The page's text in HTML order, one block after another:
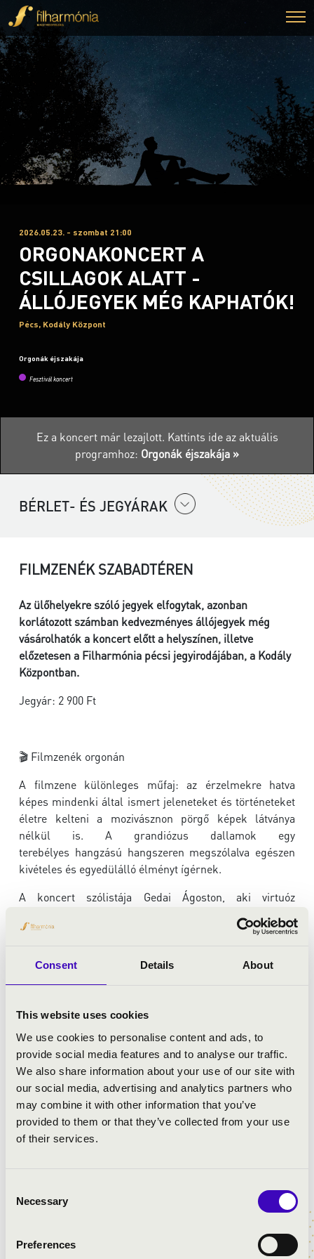
Consent Details About
This website uses cookies
We use cookies to personalise content and ads, to
provide social media features and to analyse our traffic.
We also share information about your use of our site with
our social media, advertising and analytics partners who
may combine it with other information that you’ve
provided to them or that they’ve collected from your use
of their services.
Selection
Necessary
Preferences
2026.05.23. - szombat 21:00
ORGONAKONCERT A
CSILLAGOK ALATT -
ÁLLÓJEGYEK MÉG KAPHATÓK!
Pécs, Kodály Központ
Orgonák éjszakája
Fesztivál koncert
Ez a koncert már lezajlott. Kattints ide az aktuális
programhoz: Orgonák éjszakája »
BÉRLET- ÉS JEGYÁRAK
FILMZENÉK SZABADTÉREN
Az ülőhelyekre szóló jegyek elfogytak, azonban
korlátozott számban kedvezményes állójegyek még
vásárolhatók a koncert előtt a helyszínen, illetve
előzetesen a Filharmónia pécsi jegyirodájában, a Kodály
Központban.
Jegyár: 2 900 Ft
🎬 Filmzenék orgonán
A filmzene különleges műfaj: az érzelmekre hatva
képes mindenki által ismert jeleneteket és történeteket
életre kelteni a mozivásznon pörgő képek látványa
nélkül is. A grandiózus dallamok egy
terebélyes hangzású hangszeren megszólalva egészen
kivételes és egyedülálló élményt ígérnek.
A koncert szólistája Gedai Ágoston, aki virtuóz
pillanatait idézi meg. A program igazi időutazás a
Rózsa Miklós epikus nyitánya a
-ből, Samuel
Barber megrendítő
amelyet aMindhalálig zene
Felcsendül Maurice Ravel varázslatos napfelkeltéje a
Daphnis és Chloébalettből, Vangelis zenéje
paradicsom meghódítása
című filmből, valamint a
Yentl
megható dala, Michel Legrand tollából. A szenvedély
sem marad el: aMoulin Rouge
híres tangója és Howard
Shore fenséges témáiA Gyűrűk Ura
trilógiából szintén
új színekben szólalnak meg az orgona hangján.
lenyűgöző hangzásvilágát – monumentális, érzelmes és
látványos zenei élmény vár minden film- és